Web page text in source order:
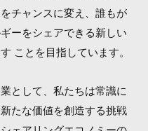
チャンスに変え、誰もが
ーをシェアできる新しい
ことを目指しています。
として、私たちは常識に
たな価値を創造する挑戦